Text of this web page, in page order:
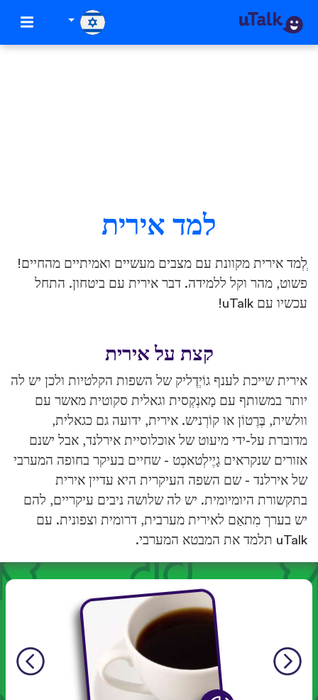
למד אירית
ְלְמד אירית מקוונת עם מצבים מעשיים ואמיתיים מהחיים!
פשוט, מהר וקל ללמידה. דבר אירית עם ביטחון. התחל
עכשיו עם uTalk!
קצת על אירית
אירית שייכת לענף גוֹיְדֶליק של השפות הקלטיות ולכן יש לה
יותר במשותף עם מָאנְקְסית וגאלית סקוטית מאשר עם
וולשית, בֶּרֶטוֹן או קוֹרְניש. אירית, ידועה גם כגאלית,
מדוברת על-ידי מיעוט של אוכלוסיית אירלנד, אבל ישנם
אזורים שנקראים גָיֶילְטאכְט - שחיים בעיקר בחופה המערבי
של אירלנד - שם השפה העיקרית היא עדיין אירית
בתקשורת היומיומית. יש לה שלושה ניבים עיקריים, להם
יש בערך מִתאַם לאירית מערבית, דרומית וצפונית. עם
uTalk תלמד את המבטא המערבי.